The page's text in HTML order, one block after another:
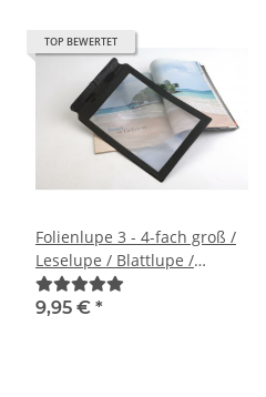
TOP BEWERTET
Folienlupe 3 - 4-fach groß /
Leselupe / Blattlupe /
Lesehilfe
9,95 € *